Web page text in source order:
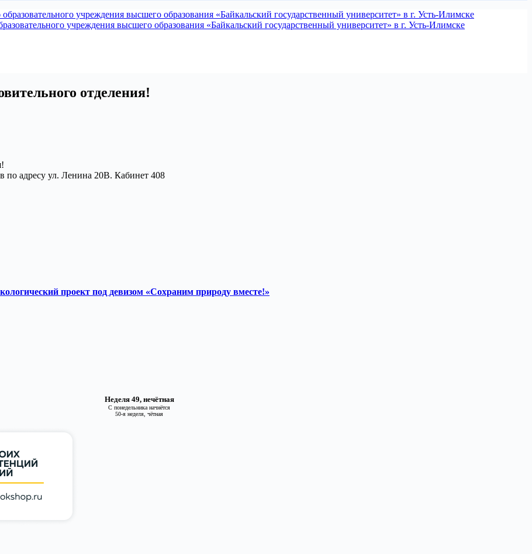
учреждения высшего образования «Байкальский государственный университет» в г. Усть-Илимске
отделения!
по адресу ул. Ленина 20В. Кабинет 408
проект под девизом «Сохраним природу вместе!»
Неделя 49, нечётная
С понедельника начнётся
50-я неделя, чётная